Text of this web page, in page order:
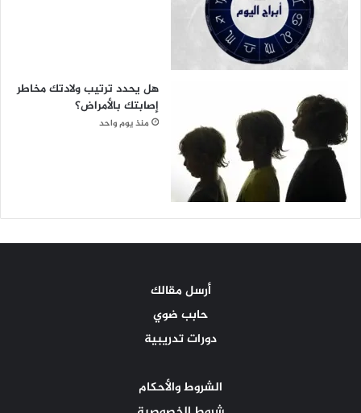
هل يحدد ترتيب ولادتك مخاطر
إصابتك بالأمراض؟
منذ يوم واحد
أرسل مقالك
حابب ضوي
دورات تدريبية
الشروط والأحكام